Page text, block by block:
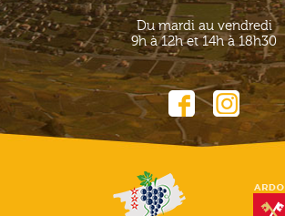
Du mardi au vendredi
9h à 12h et 14h à 18h30